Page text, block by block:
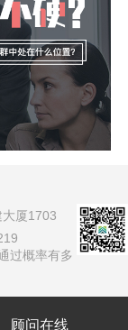
厦1703
过概率有多
顾问在线